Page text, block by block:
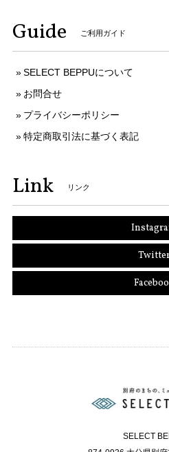
Guide ご利用ガイド
SELECT BEPPUについて
お問合せ
プライバシーポリシー
特定商取引法に基づく表記
Link リンク
SELECT